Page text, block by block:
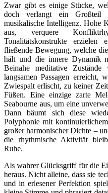
Zwar gibt es einige Stücke,
doch verlangt ein Großteil
musikalische Intelligenz. Hohe
aus, verquere
Tonalitätskonstrukte erzielen
fließende Bewegung, welche
hält und die innere Dynamik
Beinahe meditative Zustände
langsamen Passagen erreicht,
Zwiespalt erlischt, zu keiner
Füßen. Eine einzige zarte
Seabourne aus, um eine
Dann bäumt sich diese
Polyphonie mit
großer harmonischer Dichte –
die rhythmische Aktivität
Ruhe.
Als wahrer Glücksgriff für die
heraus. Nicht alleine, dass sie
und in erlesener Perfektion